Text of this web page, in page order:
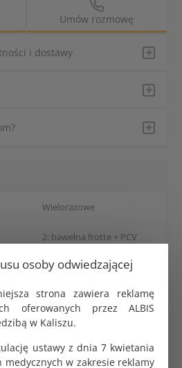
osoby odwiedzającej
strona zawiera reklamę
oferowanych przez ALBIS
w Kaliszu.
ustawy z dnia 7 kwietania
medycznych w zakresie reklamy
Umów rozmowę
i dostawy
Wielorazowe
2: bawełna frotte + PCV
Biały
40x90 cm
1 szt.